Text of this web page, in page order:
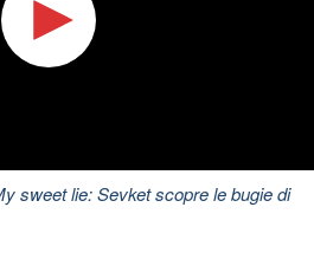
sweet lie: Sevket scopre le bugie di